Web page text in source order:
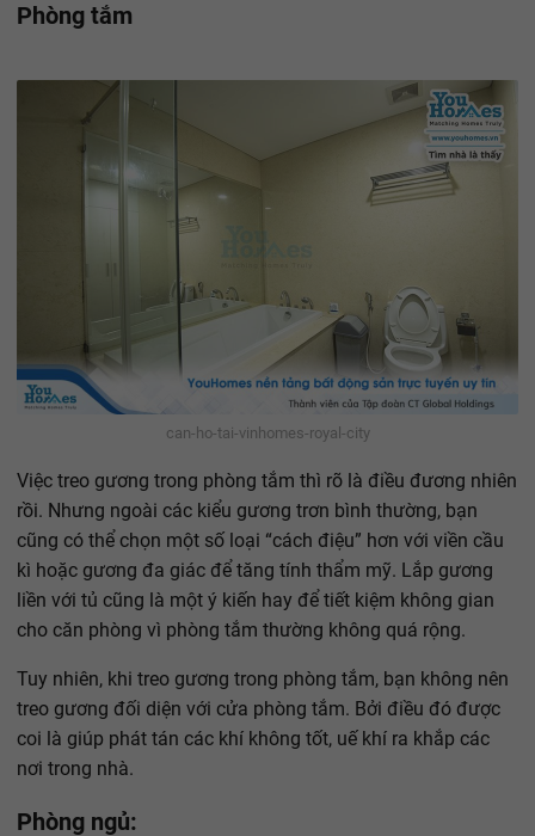
Phòng tắm
can-ho-tai-vinhomes-royal-city
Việc treo gương trong phòng tắm thì rõ là điều đương nhiên
rồi. Nhưng ngoài các kiểu gương trơn bình thường, bạn
cũng có thể chọn một số loại “cách điệu” hơn với viền cầu
kì hoặc gương đa giác để tăng tính thẩm mỹ. Lắp gương
liền với tủ cũng là một ý kiến hay để tiết kiệm không gian
cho căn phòng vì phòng tắm thường không quá rộng.
Tuy nhiên, khi treo gương trong phòng tắm, bạn không nên
treo gương đối diện với cửa phòng tắm. Bởi điều đó được
coi là giúp phát tán các khí không tốt, uế khí ra khắp các
nơi trong nhà.
Phòng ngủ: